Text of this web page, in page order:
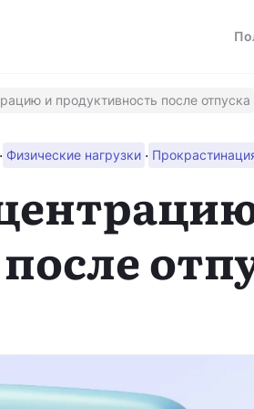
и продуктивность после отпуска
· Физические нагрузки ·